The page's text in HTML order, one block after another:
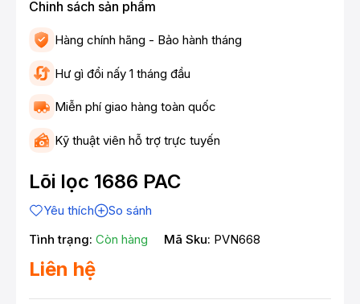
Chinh sách sản phẩm
Hàng chính hãng - Bảo hành tháng
Hư gì đổi nấy 1 tháng đầu
Miễn phí giao hàng toàn quốc
Kỹ thuật viên hỗ trợ trực tuyến
Lõi lọc 1686 PAC
Yêu thích
So sánh
Tình trạng: Còn hàng Mã Sku: PVN668
Liên hệ